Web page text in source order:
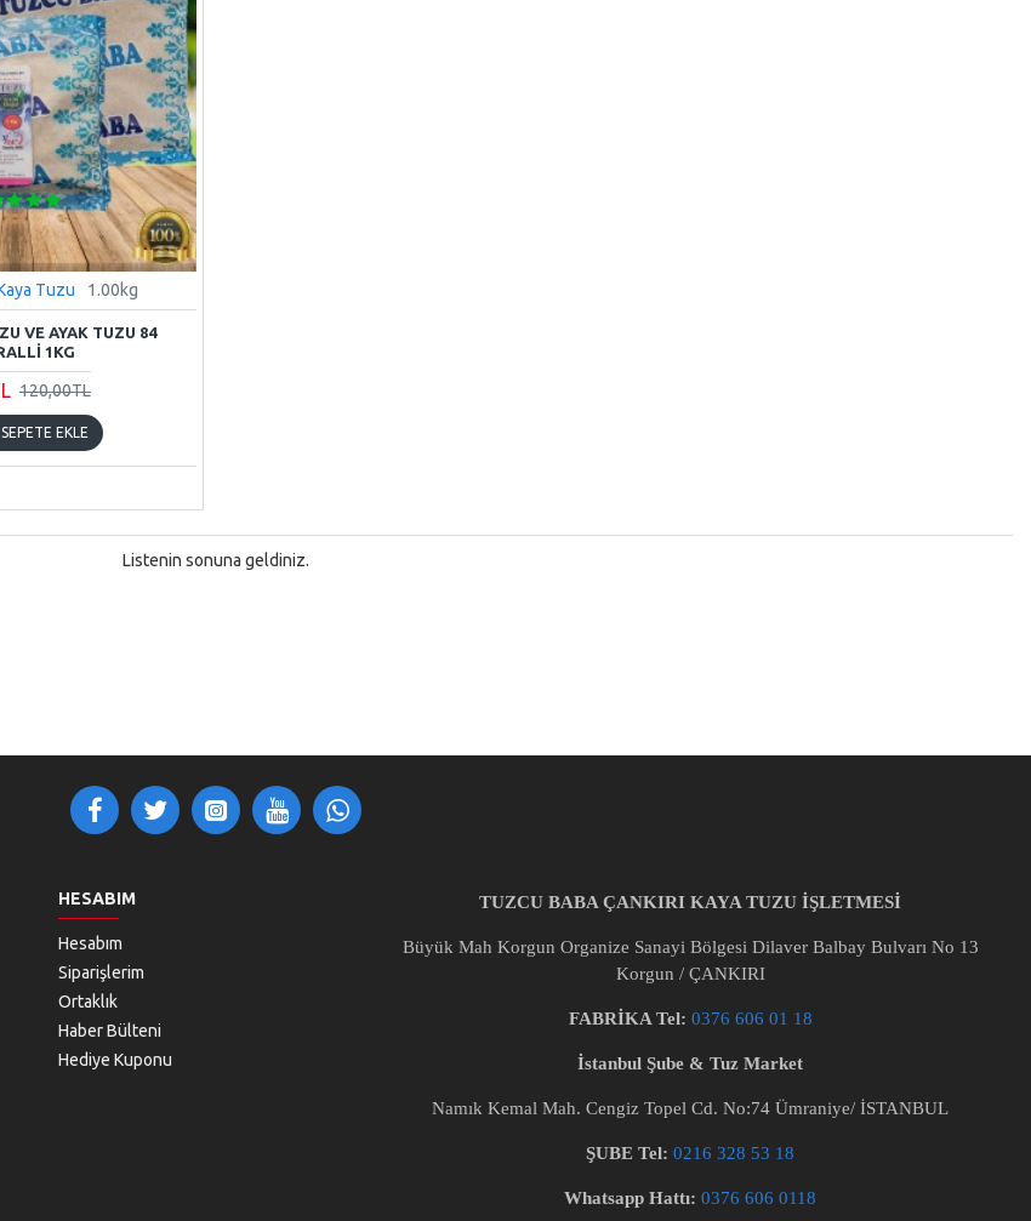
Tuzu 1.00kg
VE AYAK TUZU 84
1KG
120,00TL
SEPETE EKLE
Listenin sonuna geldiniz.
HESABIM
Hesabım
Siparişlerim
Ortaklık
Haber Bülteni
Hediye Kuponu
TUZCU BABA ÇANKIRI KAYA TUZU İŞLETMESİ
Büyük Mah Korgun Organize Sanayi Bölgesi Dilaver Balbay Bulvarı No 13
Korgun / ÇANKIRI
FABRİKA Tel: 0376 606 01 18
İstanbul Şube & Tuz Market
Namık Kemal Mah. Cengiz Topel Cd. No:74 Ümraniye/ İSTANBUL
ŞUBE Tel: 0216 328 53 18
Whatsapp Hattı: 0376 606 0118